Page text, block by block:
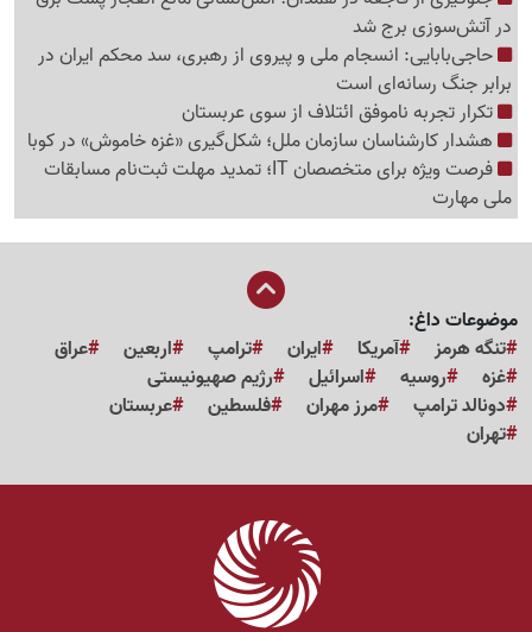
در آتش‌سوزی برج شد
حاجی‌بابایی: انسجام ملی و پیروی از رهبری، سد محکم ایران در
برابر جنگ رسانه‌ای است
تکرار تجربه ناموفق ائتلاف از سوی عربستان
هشدار کارشناسان سازمان ملل؛ شکل‌گیری «غزه‌ خاموش» در کوبا
فرصت ویژه برای متخصصان IT؛ تمدید مهلت ثبت‌نام مسابقات
ملی مهارت
موضوعات داغ:
تنگه هرمز
آمریکا ایران ترامپ اربعین
عراق
غزه
روسیه اسرائیل
رژیم صهیونیستی
دونالد ترامپ
مرز مهران فلسطین
عربستان
تهران